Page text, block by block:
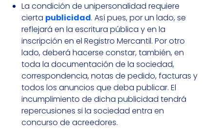
La condición de unipersonalidad requiere
cierta publicidad. Así pues, por un lado, se
reflejará en la escritura pública y en la
inscripción en el Registro Mercantil. Por otro
lado, deberá hacerse constar, también, en
toda la documentación de la sociedad,
correspondencia, notas de pedido, facturas y
todos los anuncios que deba publicar. El
incumplimiento de dicha publicidad tendrá
repercusiones si la sociedad entra en
concurso de acreedores.